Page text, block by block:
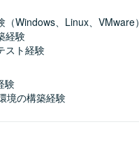
（Windows、Linux、VMware）
経験
スト経験
験
境の構築経験